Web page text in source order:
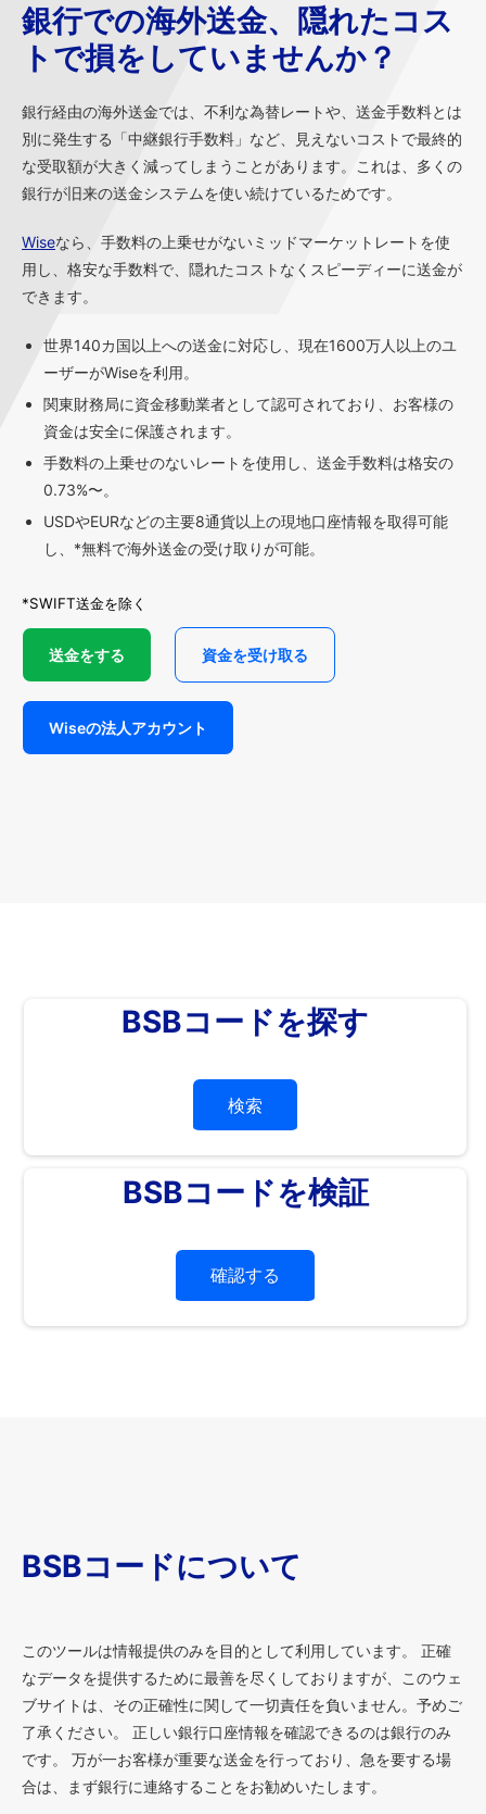
銀行での海外送金、隠れたコス
トで損をしていませんか？
銀行経由の海外送金では、不利な為替レートや、送金手数料とは
別に発生する「中継銀行手数料」など、見えないコストで最終的
な受取額が大きく減ってしまうことがあります。これは、多くの
銀行が旧来の送金システムを使い続けているためです。
Wiseなら、手数料の上乗せがないミッドマーケットレートを使
用し、格安な手数料で、隠れたコストなくスピーディーに送金が
できます。
世界140カ国以上への送金に対応し、現在1600万人以上のユ
ーザーがWiseを利用。
関東財務局に資金移動業者として認可されており、お客様の
資金は安全に保護されます。
手数料の上乗せのないレートを使用し、送金手数料は格安の
0.73%〜。
USDやEURなどの主要8通貨以上の現地口座情報を取得可能
し、*無料で海外送金の受け取りが可能。
*SWIFT送金を除く
送金をする 資金を受け取る
Wiseの法人アカウント
BSBコードを探す
検索
BSBコードを検証
確認する
BSBコードについて
このツールは情報提供のみを目的として利用しています。 正確
なデータを提供するために最善を尽くしておりますが、このウェ
ブサイトは、その正確性に関して一切責任を負いません。予めご
了承ください。 正しい銀行口座情報を確認できるのは銀行のみ
です。 万が一お客様が重要な送金を行っており、急を要する場
合は、まず銀行に連絡することをお勧めいたします。